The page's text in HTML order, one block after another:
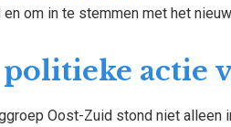
en om in te stemmen met het
actie
Oost-Zuid stond niet alleen